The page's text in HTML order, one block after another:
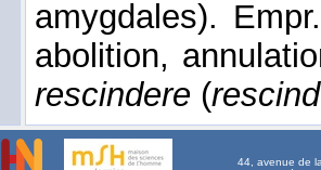
amygdales).
abolition,
rescindere (
44, avenue de